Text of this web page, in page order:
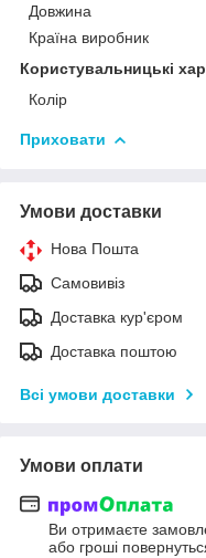
Довжина
Країна виробник
Користувальницькі
Колір
Приховати
Умови доставки
Нова Пошта
Самовивіз
Доставка кур'єром
Доставка поштою
Всі умови доставки
Умови оплати
Ви отримаєте
або гроші